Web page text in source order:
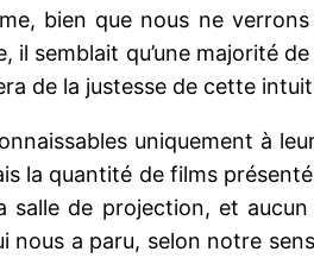
bien que nous ne
il semblait qu’une majorité
de la justesse de cette
uniquement à
la quantité de films
salle de projection, et
nous a paru, selon notre